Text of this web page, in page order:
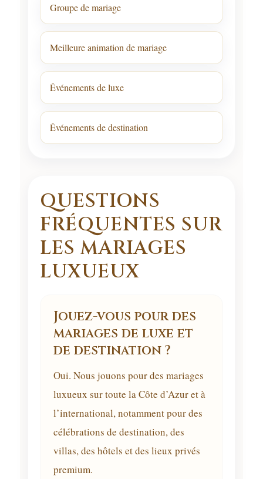
Groupe de mariage
Meilleure animation de mariage
Événements de luxe
Événements de destination
QUESTIONS
FRÉQUENTES SUR
LES MARIAGES
LUXUEUX
Jouez-vous pour des
mariages de luxe et
de destination ?
Oui. Nous jouons pour des mariages
luxueux sur toute la Côte d’Azur et à
l’international, notamment pour des
célébrations de destination, des
villas, des hôtels et des lieux privés
premium.